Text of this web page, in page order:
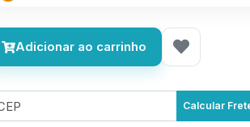
Adicionar ao carrinho
Calcular